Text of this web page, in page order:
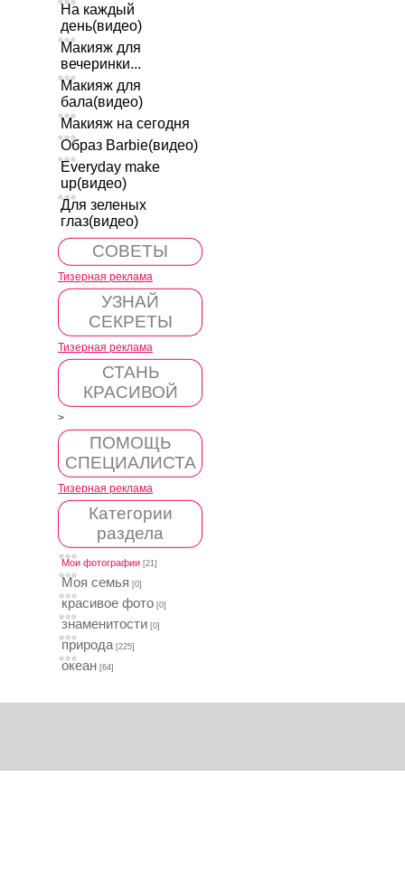
На каждый
день(видео)
Макияж для
вечеринки...
Макияж для
бала(видео)
Макияж на сегодня
Образ Barbie(видео)
Everyday make
up(видео)
Для зеленых
глаз(видео)
СОВЕТЫ
Тизерная реклама
УЗНАЙ
СЕКРЕТЫ
Тизерная реклама
СТАНЬ
КРАСИВОЙ
>
ПОМОЩЬ
СПЕЦИАЛИСТА
Тизерная реклама
Категории
раздела
Мои фотографии [21]
Моя семья [0]
красивое фото [0]
знаменитости [0]
природа [225]
океан [64]